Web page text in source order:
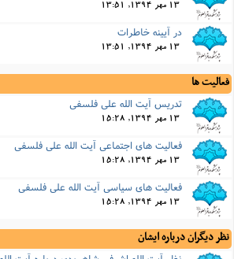
13 مهر 1394, 13:51
در آیینه خاطرات
13 مهر 1394, 13:51
فعالیت ها
تدریس آیت الله علی فلسفی
13 مهر 1394, 15:28
فعالیت های اجتماعی آیت الله علی فلسفی
13 مهر 1394, 15:28
فعالیت های سیاسی آیت الله علی فلسفی
13 مهر 1394, 15:28
نظر دیگران درباره ایشان